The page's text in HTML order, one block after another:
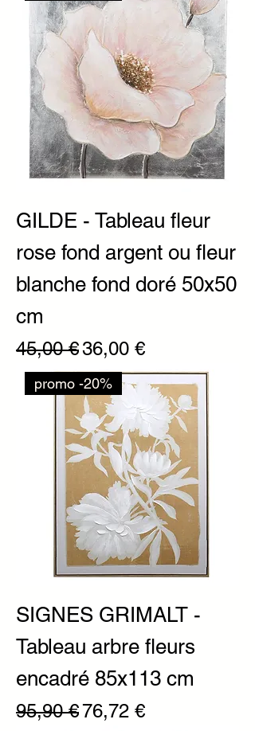
GILDE - Tableau fleur
rose fond argent ou fleur
blanche fond doré 50x50
cm
Prix original
45,00 €Prix promotionnel
36,00 €
promo -20%
SIGNES GRIMALT -
Tableau arbre fleurs
encadré 85x113 cm
Prix original
95,90 €Prix promotionnel
76,72 €